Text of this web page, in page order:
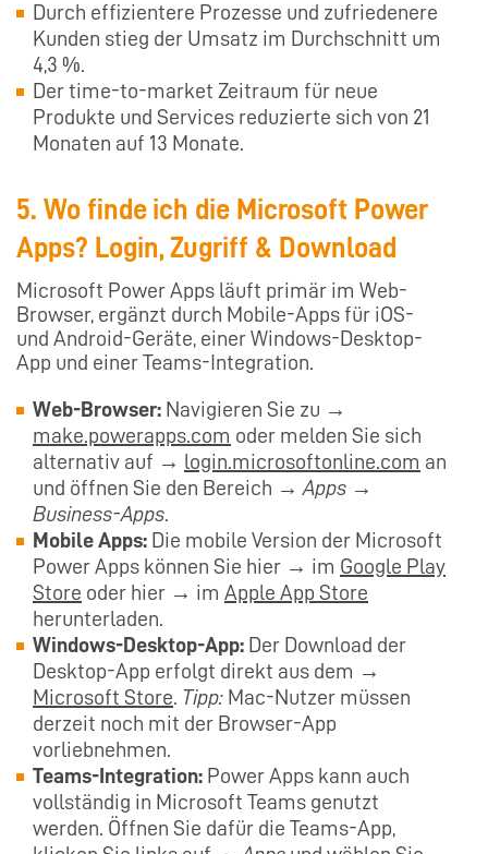
Durch effizientere Prozesse und zufriedenere
Kunden stieg der Umsatz im Durchschnitt um
4,3 %.
Der time-to-market Zeitraum für neue
Produkte und Services reduzierte sich von 21
Monaten auf 13 Monate.
5. Wo finde ich die Microsoft Power
Apps? Login, Zugriff & Download
Microsoft Power Apps läuft primär im Web-
Browser, ergänzt durch Mobile-Apps für iOS-
und Android-Geräte, einer Windows-Desktop-
App und einer Teams-Integration.
Web-Browser: Navigieren Sie zu →
make.powerapps.com oder melden Sie sich
alternativ auf → login.microsoftonline.com an
und öffnen Sie den Bereich →Apps →
Business-Apps.
Mobile Apps: Die mobile Version der Microsoft
Power Apps können Sie hier → im Google Play
Store oder hier → im Apple App Store
herunterladen.
Windows-Desktop-App: Der Download der
Desktop-App erfolgt direkt aus dem →
Microsoft Store. Tipp: Mac-Nutzer müssen
derzeit noch mit der Browser-App
vorliebnehmen.
Teams-Integration: Power Apps kann auch
vollständig in Microsoft Teams genutzt
werden. Öffnen Sie dafür die Teams-App,